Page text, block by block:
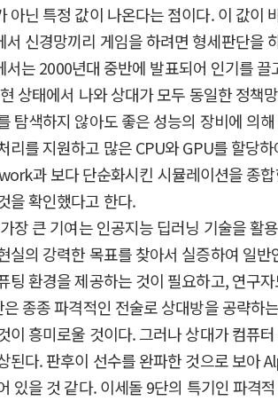
아닌 특정 값이 나온다는 점이다. 이 값이
서 신경망끼리 게임을 하려면 형세판단을
는 2000년대 중반에 발표되어 인기를
상태에서 나와 상대가 모두 동일한 정책
탐색하지 않아도 좋은 성능의 장비에 의
리를 지원하고 많은 CPU와 GPU를 할당
과 보다 단순화시킨 시뮬레이션을 종
을 확인했다고 한다.
장 큰 기여는 인공지능 딥러닝 기술을 활
실의 강력한 목표를 찾아서 실증하여 일
팅 환경을 제공하는 것이 필요하고, 연구
종종 파격적인 전술로 상대방을 공략하
이 흥미로울 것이다. 그러나 상대가 컴퓨
된다. 판후이 선수를 완파한 것으로 보아
있을 것 같다. 이세돌 9단의 특기인 파격